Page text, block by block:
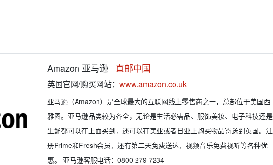
Amazon 亚马逊 直邮中国
英国官网/购买网站： www.amazon.co.uk
亚马逊（Amazon）是全球最大的互联网线上零售商之一，总部位于美国西
雅图。亚马逊品类较为齐全，无论是生活必需品、服饰美妆、电子科技还是
生鲜都可以在上面买到，还可以在美亚或者日亚上购买物品寄送到英国。注
册Prime和Fresh会员，还有第二天免费送达，视频音乐免费视听等各种优
惠。 亚马逊客服电话：0800 279 7234